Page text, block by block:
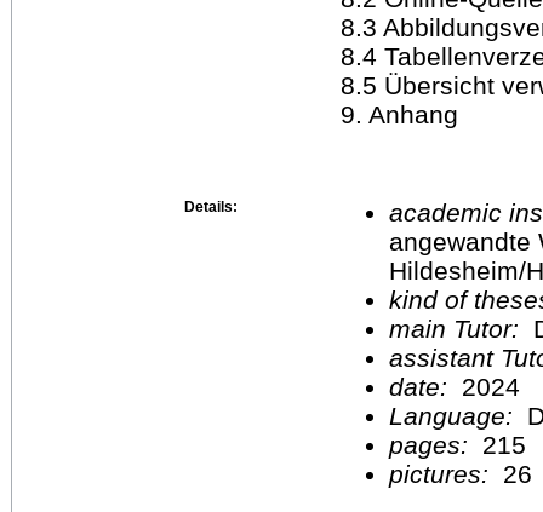
8.3
8.4
8.5 Übersicht
9. Anhang
Details:
academic
angewandte
Hildesheim/
kind of
main Tutor:
assistant
date:
2024
Language:
pages:
215
pictures:
26